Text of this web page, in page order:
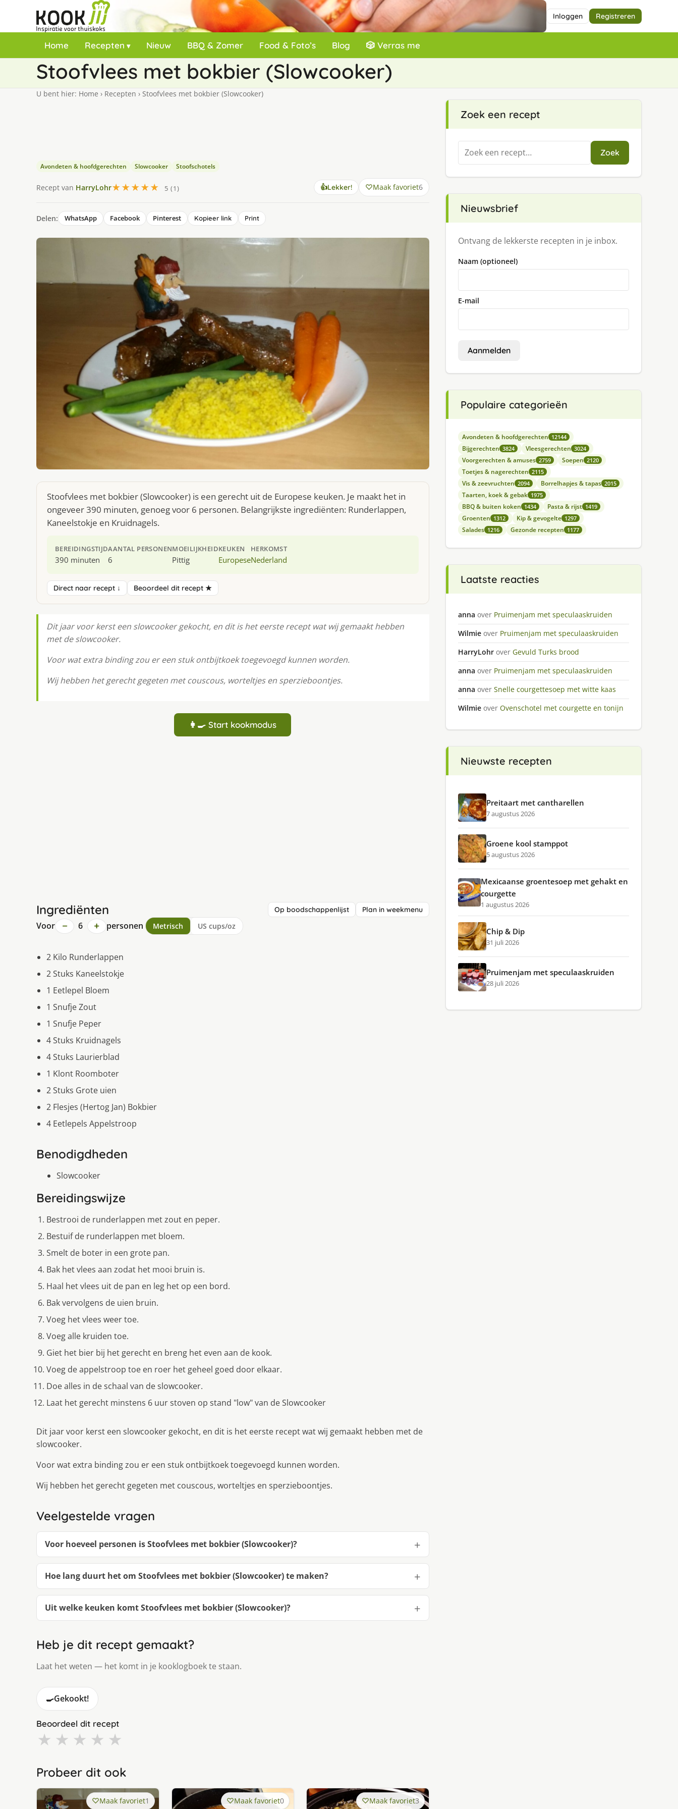
Inloggen Registreren
Home Recepten Nieuw BBQ & Zomer Food & Foto’s Blog 🎲 Verras me
Stoofvlees met bokbier (Slowcooker)
U bent hier: Home › Recepten › Stoofvlees met bokbier (Slowcooker)
Avondeten & hoofdgerechten Slowcooker Stoofschotels
Recept van HarryLohr★★★★★ 5 (1) 👍Lekker! Maak favoriet6
Delen: WhatsApp Facebook Pinterest Kopieer link Print
Stoofvlees met bokbier (Slowcooker) is een gerecht uit de Europese keuken. Je maakt het in
ongeveer 390 minuten, genoeg voor 6 personen. Belangrijkste ingrediënten: Runderlappen,
Kaneelstokje en Kruidnagels.
BEREIDINGSTIJD
390 minuten
AANTAL PERSONEN
6
MOEILIJKHEID
Pittig
KEUKEN
Europese
HERKOMST
Nederland
Direct naar recept ↓ Beoordeel dit recept ★
Dit jaar voor kerst een slowcooker gekocht, en dit is het eerste recept wat wij gemaakt hebben
met de slowcooker.
Voor wat extra binding zou er een stuk ontbijtkoek toegevoegd kunnen worden.
Wij hebben het gerecht gegeten met couscous, worteltjes en sperzieboontjes.
👩‍🍳 Start kookmodus
Ingrediënten Op boodschappenlijst Plan in weekmenu
Voor − 6 + personen Metrisch US cups/oz
2 Kilo Runderlappen
2 Stuks Kaneelstokje
1 Eetlepel Bloem
1 Snufje Zout
1 Snufje Peper
4 Stuks Kruidnagels
4 Stuks Laurierblad
1 Klont Roomboter
2 Stuks Grote uien
2 Flesjes (Hertog Jan) Bokbier
4 Eetlepels Appelstroop
Benodigdheden
Slowcooker
Bereidingswijze
Bestrooi de runderlappen met zout en peper.
Bestuif de runderlappen met bloem.
Smelt de boter in een grote pan.
Bak het vlees aan zodat het mooi bruin is.
Haal het vlees uit de pan en leg het op een bord.
Bak vervolgens de uien bruin.
Voeg het vlees weer toe.
Voeg alle kruiden toe.
Giet het bier bij het gerecht en breng het even aan de kook.
Voeg de appelstroop toe en roer het geheel goed door elkaar.
Doe alles in de schaal van de slowcooker.
Laat het gerecht minstens 6 uur stoven op stand "low" van de Slowcooker
Dit jaar voor kerst een slowcooker gekocht, en dit is het eerste recept wat wij gemaakt hebben met de
slowcooker.
Voor wat extra binding zou er een stuk ontbijtkoek toegevoegd kunnen worden.
Wij hebben het gerecht gegeten met couscous, worteltjes en sperzieboontjes.
Veelgestelde vragen
Voor hoeveel personen is Stoofvlees met bokbier (Slowcooker)?
Hoe lang duurt het om Stoofvlees met bokbier (Slowcooker) te maken?
Uit welke keuken komt Stoofvlees met bokbier (Slowcooker)?
Heb je dit recept gemaakt?
Laat het weten — het komt in je kooklogboek te staan.
🍳Gekookt!
Beoordeel dit recept
★ ★ ★ ★ ★
Probeer dit ook
Maak favoriet1 Maak favoriet0 Maak favoriet3
Zoek een recept
Zoeken
naar:
Zoek
Nieuwsbrief
Ontvang de lekkerste recepten in je inbox.
Naam (optioneel)
E-mail
Aanmelden
Populaire categorieën
Avondeten & hoofdgerechten 12144
Bijgerechten 3824 Vleesgerechten 3024
Voorgerechten & amuses 2759 Soepen 2120
Toetjes & nagerechten 2115
Vis & zeevruchten 2094 Borrelhapjes & tapas 2015
Taarten, koek & gebak 1975
BBQ & buiten koken 1434 Pasta & rijst 1419
Groenten 1312 Kip & gevogelte 1297
Salades 1216 Gezonde recepten 1177
Laatste reacties
anna over Pruimenjam met speculaaskruiden
Wilmie over Pruimenjam met speculaaskruiden
HarryLohr over Gevuld Turks brood
anna over Pruimenjam met speculaaskruiden
anna over Snelle courgettesoep met witte kaas
Wilmie over Ovenschotel met courgette en tonijn
Nieuwste recepten
Preitaart met cantharellen
7 augustus 2026
Groene kool stamppot
5 augustus 2026
Mexicaanse groentesoep met gehakt en
courgette
1 augustus 2026
Chip & Dip
31 juli 2026
Pruimenjam met speculaaskruiden
28 juli 2026